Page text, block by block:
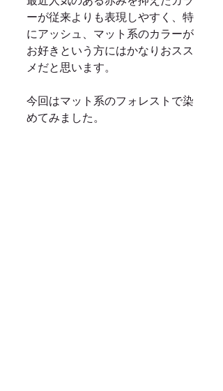
ーが従来よりも表現しやすく、特
にアッシュ、マット系のカラーが
お好きという方にはかなりおスス
メだと思います。
今回はマット系のフォレストで染
めてみました。